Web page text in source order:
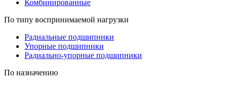
Комбинированные
По типу воспринимаемой нагрузки
Радиальные подшипники
Упорные подшипники
Радиально-упорные подшипники
По назначению